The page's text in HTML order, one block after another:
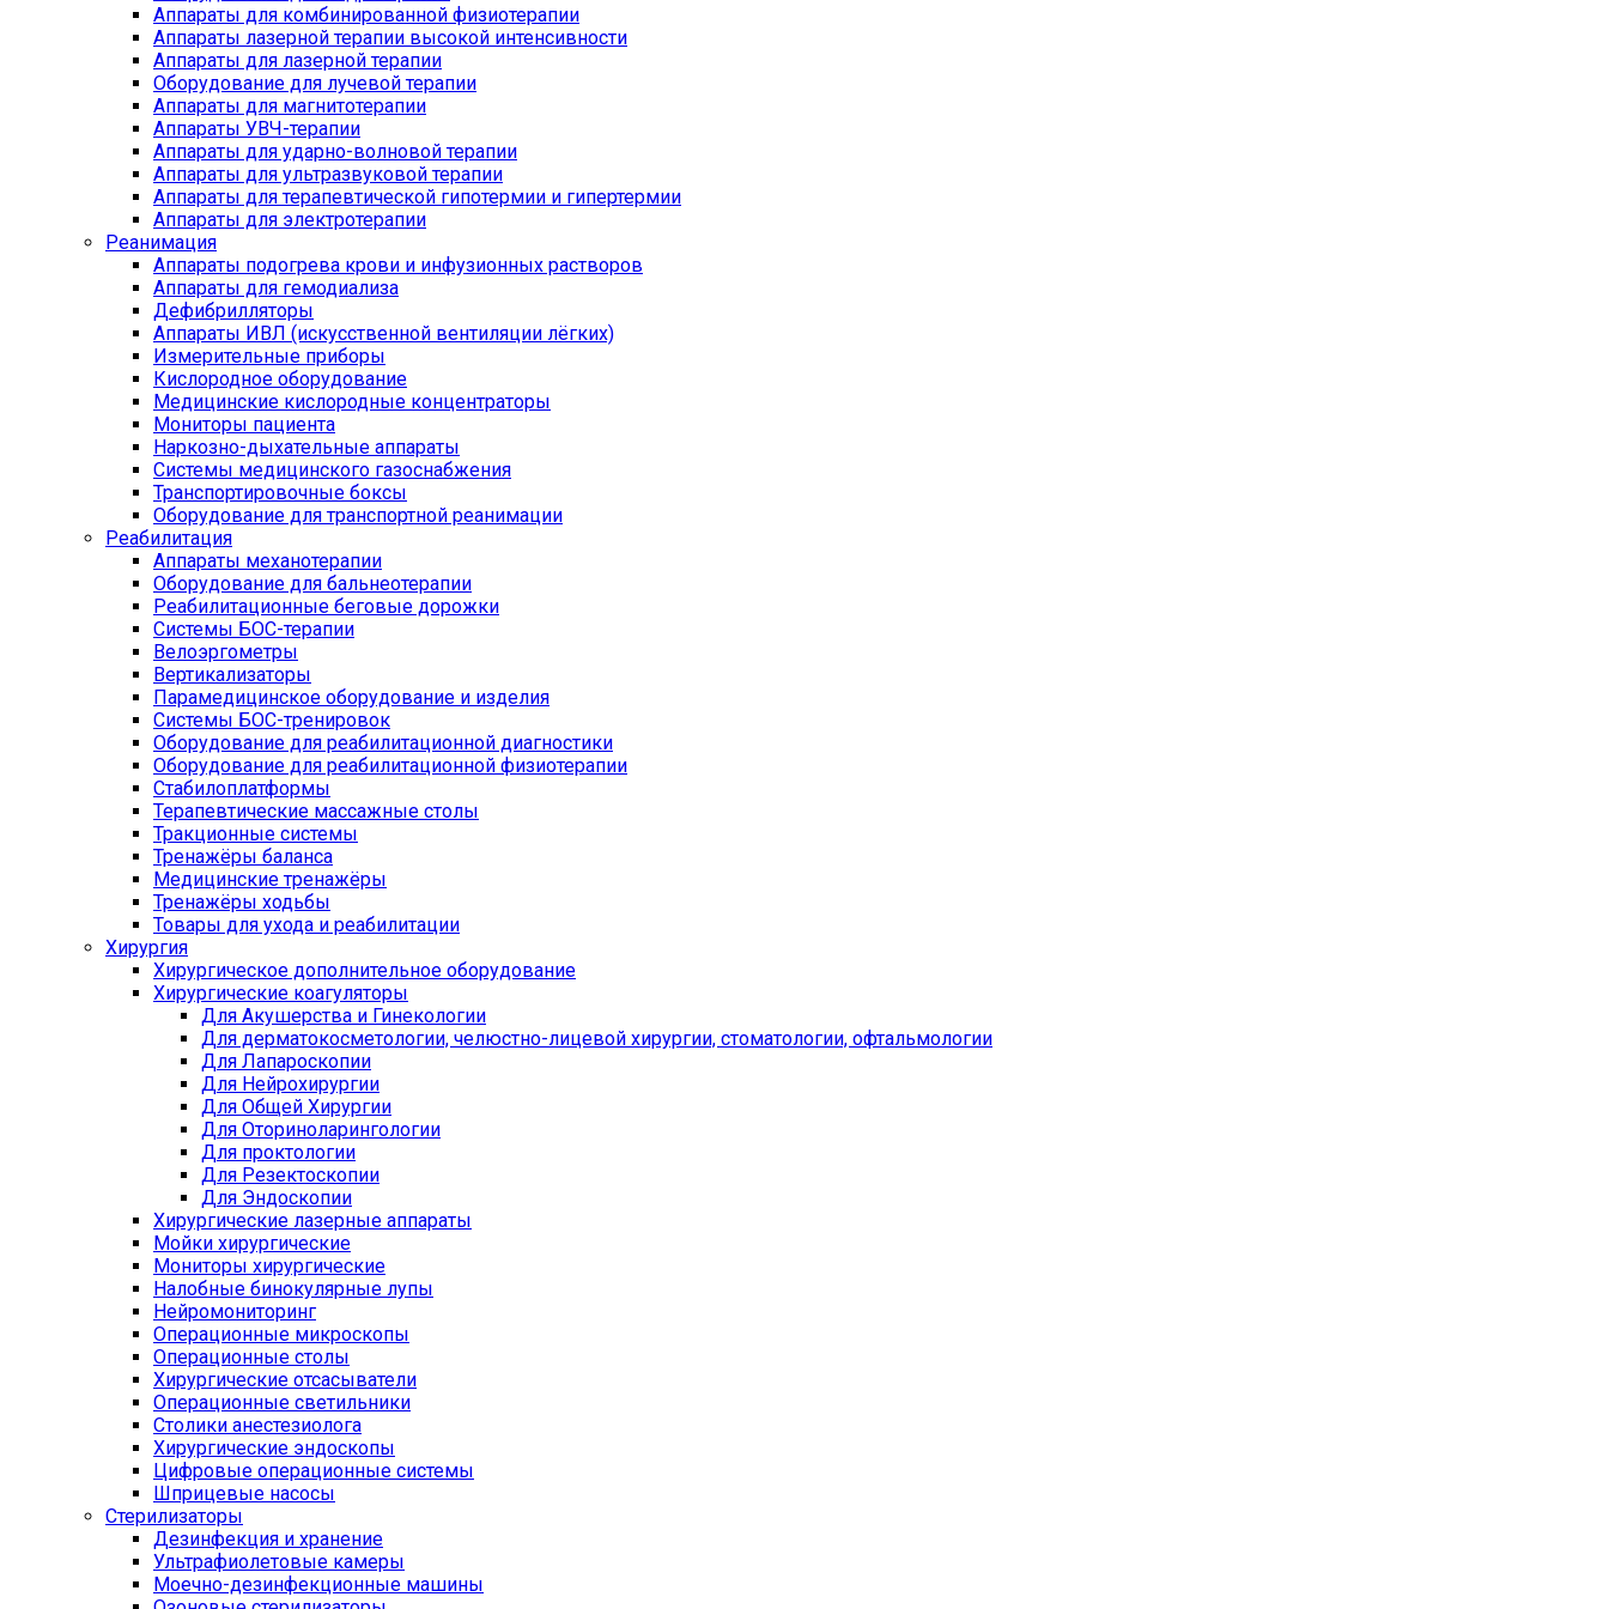
Аппараты для комбинированной физиотерапии
Аппараты лазерной терапии высокой интенсивности
Аппараты для лазерной терапии
Оборудование для лучевой терапии
Аппараты для магнитотерапии
Аппараты УВЧ-терапии
Аппараты для ударно-волновой терапии
Аппараты для ультразвуковой терапии
Аппараты для терапевтической гипотермии и гипертермии
Аппараты для электротерапии
Реанимация
Аппараты подогрева крови и инфузионных растворов
Аппараты для гемодиализа
Дефибрилляторы
Аппараты ИВЛ (искусственной вентиляции лёгких)
Измерительные приборы
Кислородное оборудование
Медицинские кислородные концентраторы
Мониторы пациента
Наркозно-дыхательные аппараты
Системы медицинского газоснабжения
Транспортировочные боксы
Оборудование для транспортной реанимации
Реабилитация
Аппараты механотерапии
Оборудование для бальнеотерапии
Реабилитационные беговые дорожки
Системы БОС-терапии
Велоэргометры
Вертикализаторы
Парамедицинское оборудование и изделия
Системы БОС-тренировок
Оборудование для реабилитационной диагностики
Оборудование для реабилитационной физиотерапии
Стабилоплатформы
Терапевтические массажные столы
Тракционные системы
Тренажёры баланса
Медицинские тренажёры
Тренажёры ходьбы
Товары для ухода и реабилитации
Хирургия
Хирургическое дополнительное оборудование
Хирургические коагуляторы
Для Акушерства и Гинекологии
Для дерматокосметологии, челюстно-лицевой хирургии, стоматологии, офтальмологии
Для Лапароскопии
Для Нейрохирургии
Для Общей Хирургии
Для Оториноларингологии
Для проктологии
Для Резектоскопии
Для Эндоскопии
Хирургические лазерные аппараты
Мойки хирургические
Мониторы хирургические
Налобные бинокулярные лупы
Нейромониторинг
Операционные микроскопы
Операционные столы
Хирургические отсасыватели
Операционные светильники
Столики анестезиолога
Хирургические эндоскопы
Цифровые операционные системы
Шприцевые насосы
Стерилизаторы
Дезинфекция и хранение
Ультрафиолетовые камеры
Моечно-дезинфекционные машины